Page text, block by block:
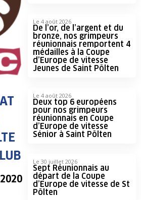
Le 4 août 2026
De l’or, de l’argent et du
bronze, nos grimpeurs
réunionnais remportent 4
médailles à la Coupe
d’Europe de vitesse
Jeunes de Saint Pölten
Le 4 août 2026
Deux top 6 européens
pour nos grimpeurs
réunionnais en Coupe
d’Europe de vitesse
Sénior à Saint Pölten
Le 30 juillet 2026
Sept Réunionnais au
départ de la Coupe
d’Europe de vitesse de St
Pölten